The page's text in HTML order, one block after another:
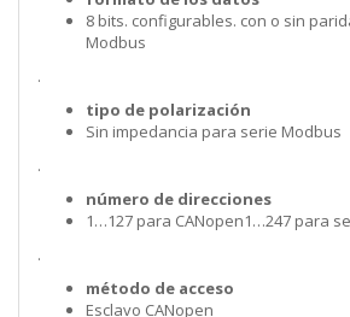
8 bits. configurables. con o sin
Modbus
.
tipo de polarización
Sin impedancia para serie Modbus
.
número de direcciones
1…127 para CANopen1…247 para
.
método de acceso
Esclavo CANopen